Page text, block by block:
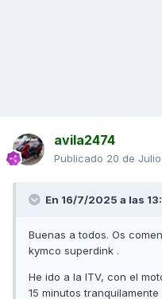
avila2474
Publicado 20 de
En 16/7/2025 a las
Buenas a todos. Os
kymco superdink .
He ido a la ITV, con el
15 minutos